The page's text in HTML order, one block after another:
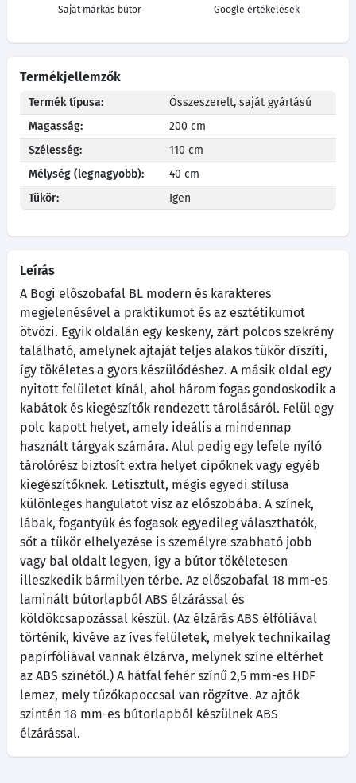
Saját márkás bútor Google értékelések
Termékjellemzők
Termék típusa:
Összeszerelt, saját gyártású
Magasság:
200 cm
Szélesség:
110 cm
Mélység (legnagyobb):
40 cm
Tükör:
Igen
Leírás
A Bogi előszobafal BL modern és karakteres
megjelenésével a praktikumot és az esztétikumot
ötvözi. Egyik oldalán egy keskeny, zárt polcos szekrény
található, amelynek ajtaját teljes alakos tükör díszíti,
így tökéletes a gyors készülődéshez. A másik oldal egy
nyitott felületet kínál, ahol három fogas gondoskodik a
kabátok és kiegészítők rendezett tárolásáról. Felül egy
polc kapott helyet, amely ideális a mindennap
használt tárgyak számára. Alul pedig egy lefele nyíló
tárolórész biztosít extra helyet cipőknek vagy egyéb
kiegészítőknek. Letisztult, mégis egyedi stílusa
különleges hangulatot visz az előszobába. A színek,
lábak, fogantyúk és fogasok egyedileg választhatók,
sőt a tükör elhelyezése is személyre szabható jobb
vagy bal oldalt legyen, így a bútor tökéletesen
illeszkedik bármilyen térbe. Az előszobafal 18 mm-es
laminált bútorlapból ABS élzárással és
köldökcsapozással készül. (Az élzárás ABS élfóliával
történik, kivéve az íves felületek, melyek technikailag
papírfóliával vannak élzárva, melynek színe eltérhet
az ABS színétől.) A hátfal fehér színű 2,5 mm-es HDF
lemez, mely tűzőkapoccsal van rögzítve. Az ajtók
szintén 18 mm-es bútorlapból készülnek ABS
élzárással.